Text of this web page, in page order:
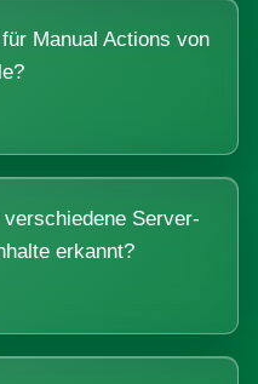
Manual Actions von
Server-
erkannt?